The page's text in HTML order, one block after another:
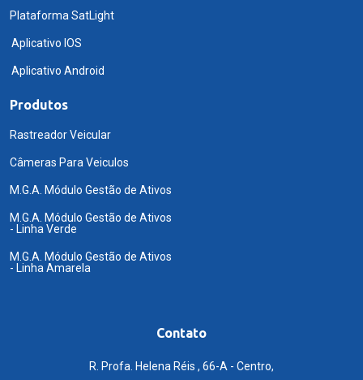
Plataforma SatLight
Aplicativo IOS
Aplicativo Android
Produtos
Rastreador Veicular
Câmeras Para Veiculos
M.G.A. Módulo Gestão de Ativos
M.G.A. Módulo Gestão de Ativos
- Linha Verde
M.G.A. Módulo Gestão de Ativos
- Linha Amarela
Contato
R. Profa. Helena Réis , 66-A - Centro,